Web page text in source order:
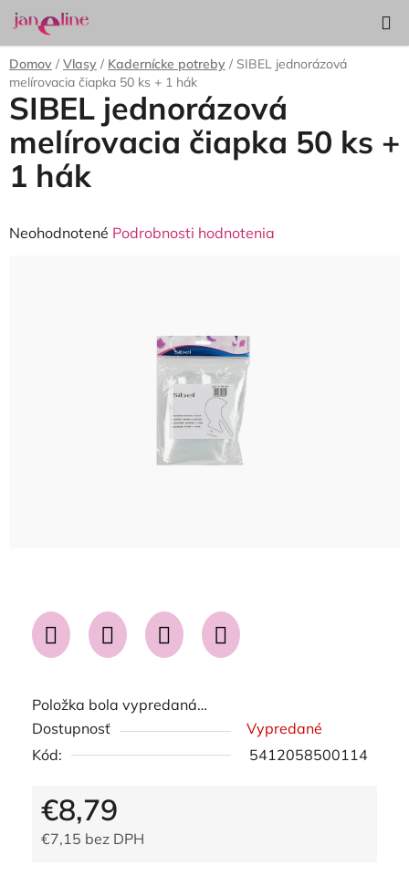
Prejsť
na
obsah
KOŠÍK
Domov / Vlasy / Kadernícke potreby / SIBEL jednorázová
melírovacia čiapka 50 ks + 1 hák
Položka bola vypredaná…
Dostupnosť
Vypredané
Kód:
5412058500114
€8,79
€7,15 bez DPH
SIBEL jednorázová
melírovacia čiapka 50 ks +
1 hák
Priemerné
Neohodnotené Podrobnosti hodnotenia